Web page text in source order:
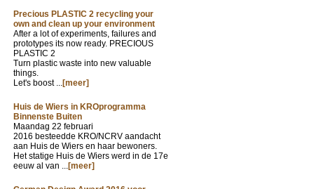
Precious PLASTIC 2 recycling your
own and clean up your environment
After a lot of experiments, failures and
prototypes its now ready. PRECIOUS
PLASTIC 2
Turn plastic waste into new valuable
things.
Let's boost ...[meer]
Huis de Wiers in KROprogramma
Binnenste Buiten
Maandag 22 februari
2016 besteedde KRO/NCRV aandacht
aan Huis de Wiers en haar bewoners.
Het statige Huis de Wiers werd in de 17e
eeuw al van ...[meer]